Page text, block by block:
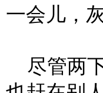
一会儿，
尽管两